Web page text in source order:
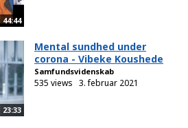
44:44
23:33
Mental sundhed under
corona - Vibeke Koushede
Samfundsvidenskab
535 views 3. februar 2021